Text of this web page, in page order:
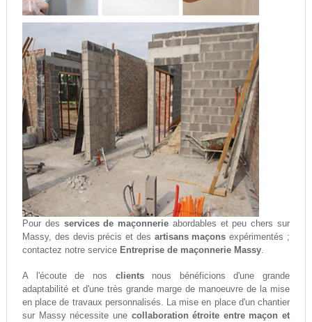
Pour des services de maçonnerie abordables et peu chers sur
Massy, des devis précis et des artisans maçons expérimentés ;
contactez notre service Entreprise de maçonnerie Massy.
A l'écoute de nos clientsnous bénéficions d'une grande
adaptabilité et d'une très grande marge de manoeuvre de la mise
en place de travaux personnalisés. La mise en place d'un chantier
sur Massy nécessite une collaboration étroite entre maçon et